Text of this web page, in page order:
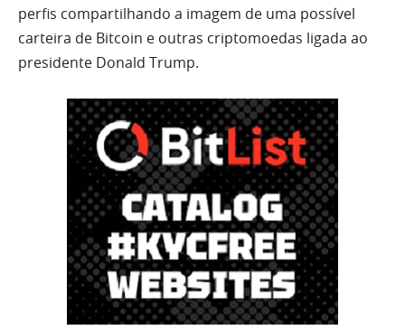
perfis compartilhando a imagem de uma possível
carteira de Bitcoin e outras criptomoedas ligada ao
presidente Donald Trump.